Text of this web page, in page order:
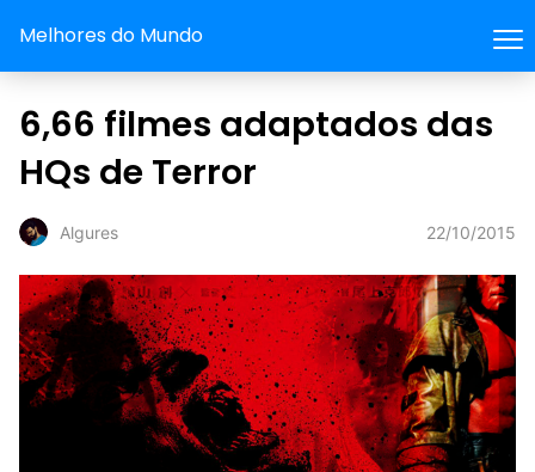
Melhores do Mundo
6,66 filmes adaptados das
HQs de Terror
Algures 22/10/2015